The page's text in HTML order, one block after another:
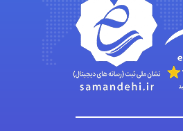
Hasan haghparast